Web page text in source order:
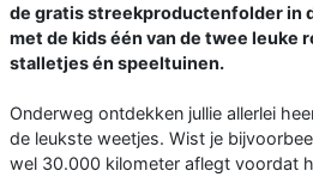
de gratis streekproductenfolder in
met de kids één van de twee leuke
stalletjes én speeltuinen.
Onderweg ontdekken jullie allerlei
de leukste weetjes. Wist je
wel 30.000 kilometer aflegt voordat